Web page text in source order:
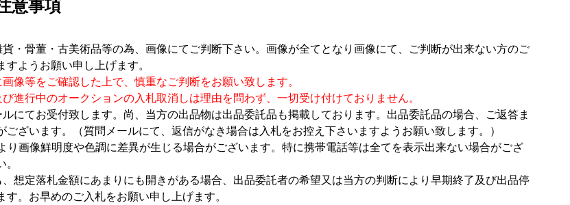
意事項
・骨董・古美術品等の為、画像にてご判断下さい。画像が全てとなり画像にて、ご判断が出来ない方のご
ようお願い申し上げます。
像等をご確認した上で、慎重なご判断をお願い致します。
進行中のオークションの入札取消しは理由を問わず、一切受け付けておりません。
にてお受付致します。尚、当方の出品物は出品委託品も掲載しております。出品委託品の場合、ご返答ま
ございます。（質問メールにて、返信がなき場合は入札をお控え下さいますようお願い致します。）
り画像鮮明度や色調に差異が生じる場合がございます。特に携帯電話等は全てを表示出来ない場合がござ
想定落札金額にあまりにも開きがある場合、出品委託者の希望又は当方の判断により早期終了及び出品停
。お早めのご入札をお願い申し上げます。